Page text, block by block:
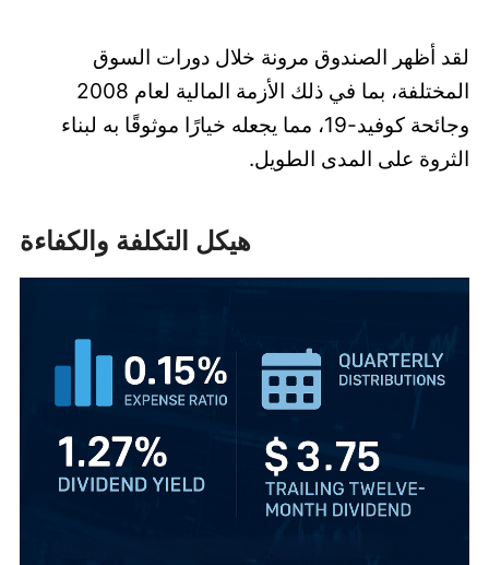
لقد أظهر الصندوق مرونة خلال دورات السوق
المختلفة، بما في ذلك الأزمة المالية لعام 2008
وجائحة كوفيد-19، مما يجعله خيارًا موثوقًا به لبناء
الثروة على المدى الطويل.
هيكل التكلفة والكفاءة